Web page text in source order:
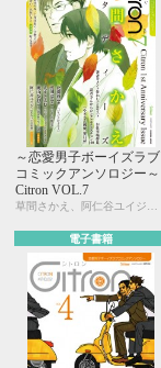
～恋愛男子ボーイズラブ
コミックアンソロジー～
Citron VOL.7
電子書籍